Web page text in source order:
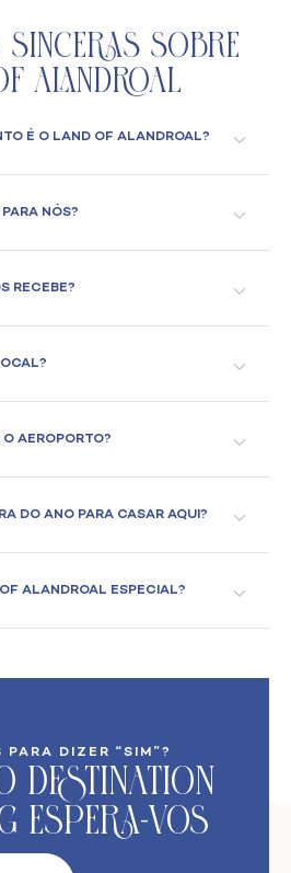
Sinceras Sobre
Alandroal
É O LAND OF ALANDROAL?
NÓS?
RECEBE?
AEROPORTO?
DO ANO PARA CASAR AQUI?
ALANDROAL ESPECIAL?
PARA DIZER “SIM”?
Destination
Espera-vos